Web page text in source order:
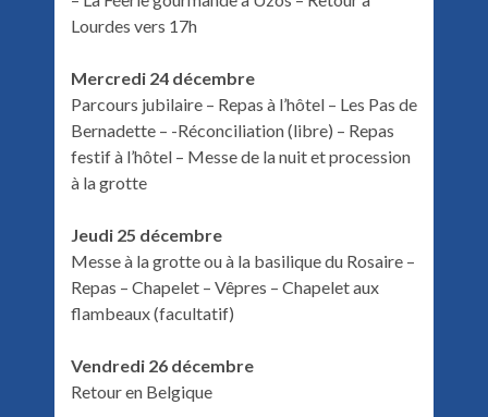
Lourdes vers 17h
Mercredi 24 décembre
Parcours jubilaire – Repas à l’hôtel – Les Pas de
Bernadette – -Réconciliation (libre) – Repas
festif à l’hôtel – Messe de la nuit et procession
à la grotte
Jeudi 25 décembre
Messe à la grotte ou à la basilique du Rosaire –
Repas – Chapelet – Vêpres – Chapelet aux
flambeaux (facultatif)
Vendredi 26 décembre
Retour en Belgique